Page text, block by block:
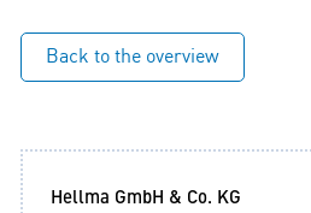
Back to the overview
Hellma GmbH & Co. KG